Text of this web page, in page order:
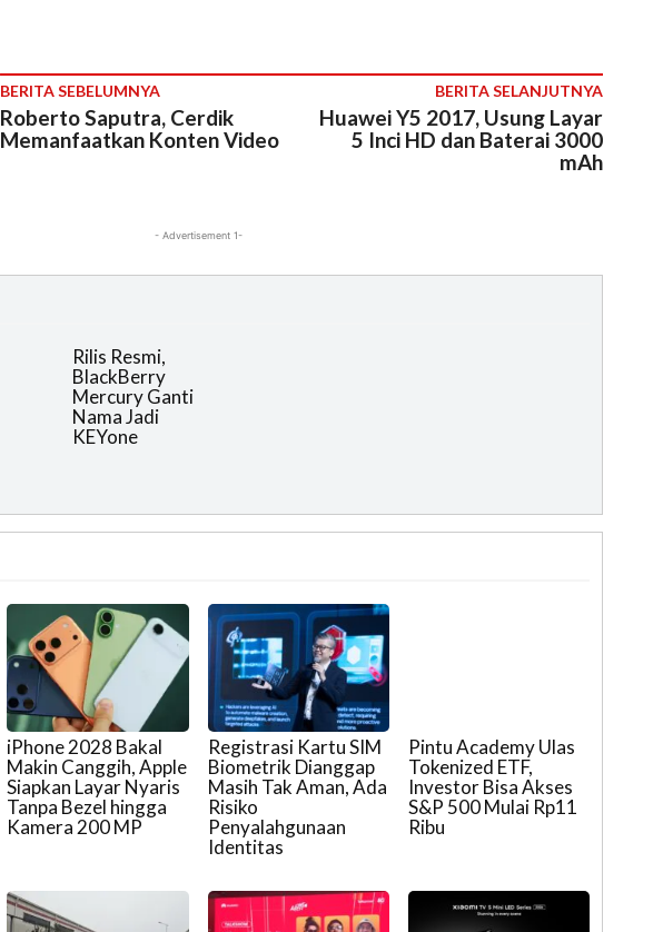
BERITA SEBELUMNYA
Roberto Saputra, Cerdik
Memanfaatkan Konten Video
BERITA SELANJUTNYA
Huawei Y5 2017, Usung Layar
5 Inci HD dan Baterai 3000
mAh
- Advertisement 1-
Rilis Resmi,
BlackBerry
Mercury Ganti
Nama Jadi
KEYone
iPhone 2028 Bakal
Makin Canggih, Apple
Siapkan Layar Nyaris
Tanpa Bezel hingga
Kamera 200 MP
Registrasi Kartu SIM
Biometrik Dianggap
Masih Tak Aman, Ada
Risiko
Penyalahgunaan
Identitas
Pintu Academy Ulas
Tokenized ETF,
Investor Bisa Akses
S&P 500 Mulai Rp11
Ribu